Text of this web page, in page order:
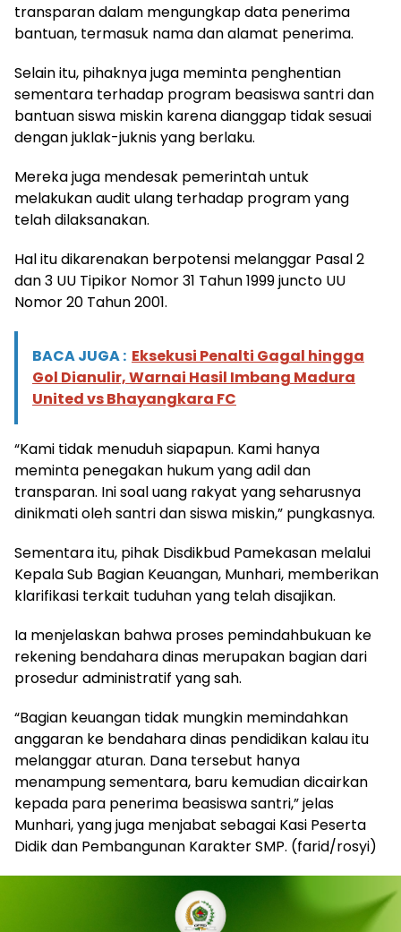
transparan dalam mengungkap data penerima
bantuan, termasuk nama dan alamat penerima.
Selain itu, pihaknya juga meminta penghentian
sementara terhadap program beasiswa santri dan
bantuan siswa miskin karena dianggap tidak sesuai
dengan juklak-juknis yang berlaku.
Mereka juga mendesak pemerintah untuk
melakukan audit ulang terhadap program yang
telah dilaksanakan.
Hal itu dikarenakan berpotensi melanggar Pasal 2
dan 3 UU Tipikor Nomor 31 Tahun 1999 juncto UU
Nomor 20 Tahun 2001.
BACA JUGA : Eksekusi Penalti Gagal hingga
Gol Dianulir, Warnai Hasil Imbang Madura
United vs Bhayangkara FC
“Kami tidak menuduh siapapun. Kami hanya
meminta penegakan hukum yang adil dan
transparan. Ini soal uang rakyat yang seharusnya
dinikmati oleh santri dan siswa miskin,” pungkasnya.
Sementara itu, pihak Disdikbud Pamekasan melalui
Kepala Sub Bagian Keuangan, Munhari, memberikan
klarifikasi terkait tuduhan yang telah disajikan.
Ia menjelaskan bahwa proses pemindahbukuan ke
rekening bendahara dinas merupakan bagian dari
prosedur administratif yang sah.
“Bagian keuangan tidak mungkin memindahkan
anggaran ke bendahara dinas pendidikan kalau itu
melanggar aturan. Dana tersebut hanya
menampung sementara, baru kemudian dicairkan
kepada para penerima beasiswa santri,” jelas
Munhari, yang juga menjabat sebagai Kasi Peserta
Didik dan Pembangunan Karakter SMP. (farid/rosyi)